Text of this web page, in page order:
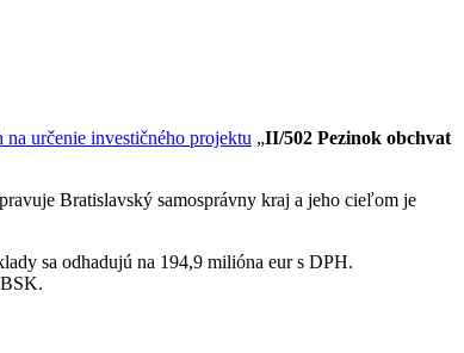
na určenie investičného projektu „II/502 Pezinok obchvat
Bratislavský samosprávny kraj a jeho cieľom je
sa odhadujú na 194,9 milióna eur s DPH.